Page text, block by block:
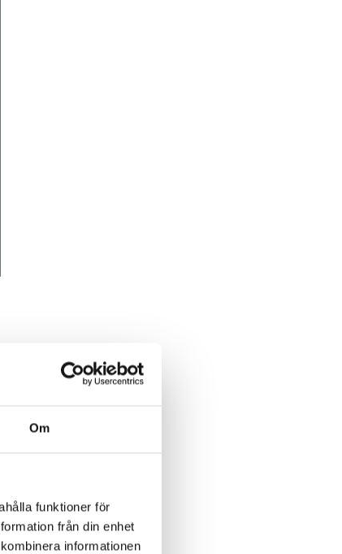
Om
funktioner för
från din enhet
informationen